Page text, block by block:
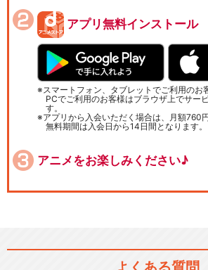
アプリ無料インストール
スマートフォン、タブレットでご利用のお
PCでご利用のお客様はブラウザ上でサー
す。
アプリから入会いただく場合は、月額760
無料期間は入会日から14日間となります。
アニメをお楽しみください♪